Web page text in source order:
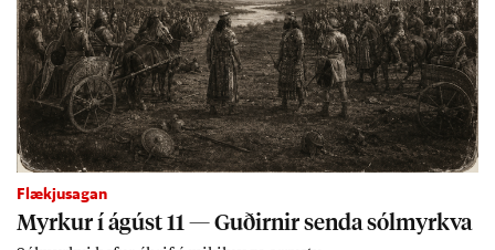
Flækjusagan
Myrk­ur í ág­úst 11 — Guð­irn­ir senda sól­myrkva